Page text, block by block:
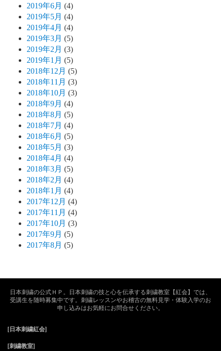
2019年6月 (4)
2019年5月 (4)
2019年4月 (4)
2019年3月 (5)
2019年2月 (3)
2019年1月 (5)
2018年12月 (5)
2018年11月 (3)
2018年10月 (3)
2018年9月 (4)
2018年8月 (5)
2018年7月 (4)
2018年6月 (5)
2018年5月 (3)
2018年4月 (4)
2018年3月 (5)
2018年2月 (4)
2018年1月 (4)
2017年12月 (4)
2017年11月 (4)
2017年10月 (3)
2017年9月 (5)
2017年8月 (5)
日本刺繍の公式ＨＰ。日本刺繍の技と心を伝承する刺繍教室【紅会】では、
受講生を随時募集中です。刺繍レッスンやお稽古の無料見学・体験入学のお
申し込みはお気軽にお問合せください。
[日本刺繍紅会]
[刺繍教室]